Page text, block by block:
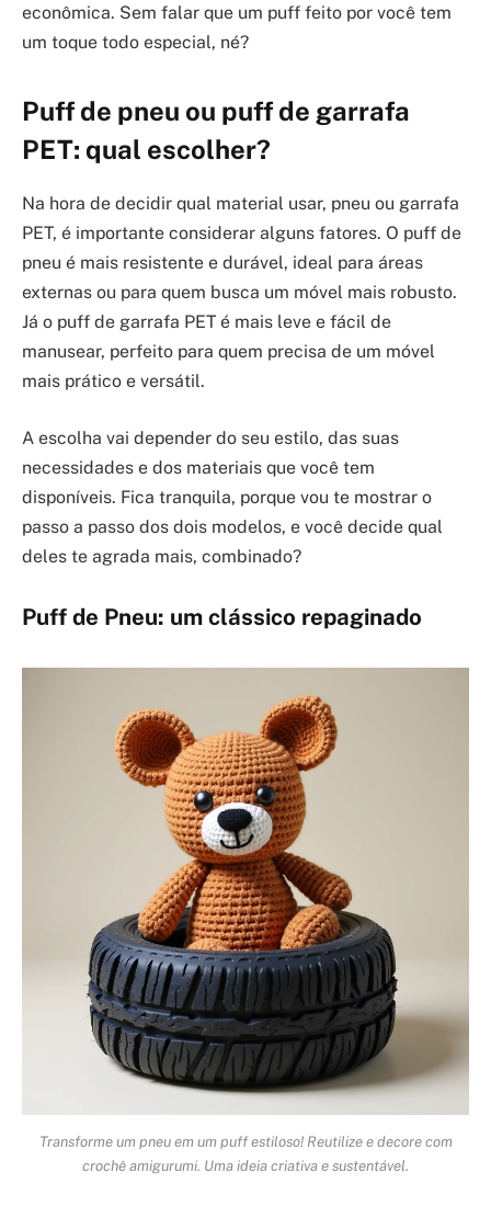
econômica. Sem falar que um puff feito por você tem
um toque todo especial, né?
Puff de pneu ou puff de garrafa
PET: qual escolher?
Na hora de decidir qual material usar, pneu ou garrafa
PET, é importante considerar alguns fatores. O puff de
pneu é mais resistente e durável, ideal para áreas
externas ou para quem busca um móvel mais robusto.
Já o puff de garrafa PET é mais leve e fácil de
manusear, perfeito para quem precisa de um móvel
mais prático e versátil.
A escolha vai depender do seu estilo, das suas
necessidades e dos materiais que você tem
disponíveis. Fica tranquila, porque vou te mostrar o
passo a passo dos dois modelos, e você decide qual
deles te agrada mais, combinado?
Puff de Pneu: um clássico repaginado
Transforme um pneu em um puff estiloso! Reutilize e decore com
crochê amigurumi. Uma ideia criativa e sustentável.